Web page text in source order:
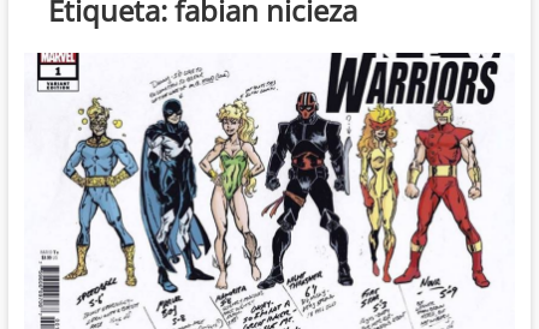
Etiqueta:fabian nicieza